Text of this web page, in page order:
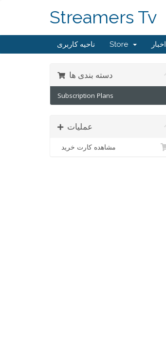
Streamers Tv
ناحیه کاربری Store اخبار
دسته بندی ها
Subscription Plans
عملیات
مشاهده کارت خرید